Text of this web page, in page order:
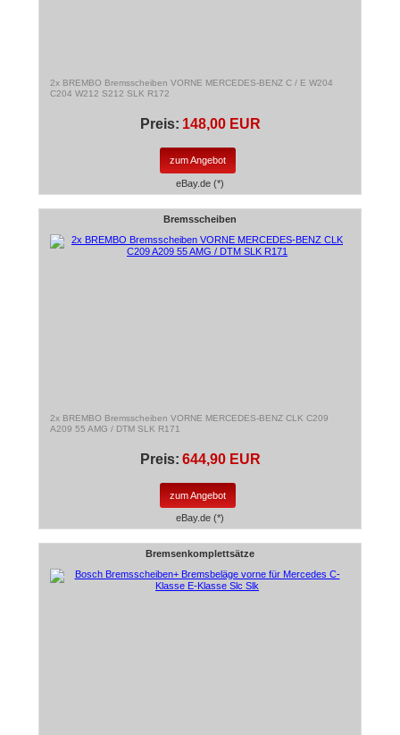
2x BREMBO Bremsscheiben VORNE MERCEDES-BENZ C / E W204
C204 W212 S212 SLK R172
Preis: 148,00 EUR
zum Angebot
eBay.de (*)
Bremsscheiben
2x BREMBO Bremsscheiben VORNE MERCEDES-BENZ CLK C209
A209 55 AMG / DTM SLK R171
Preis: 644,90 EUR
zum Angebot
eBay.de (*)
Bremsenkomplettsätze